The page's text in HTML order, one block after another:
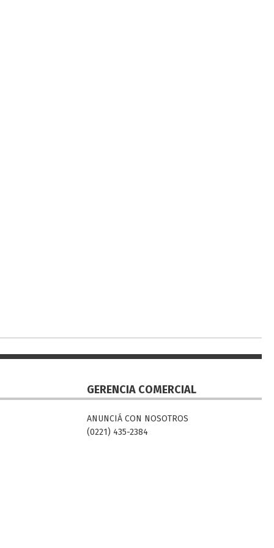
GERENCIA COMERCIAL
ANUNCIÁ CON NOSOTROS
(0221) 435-2384